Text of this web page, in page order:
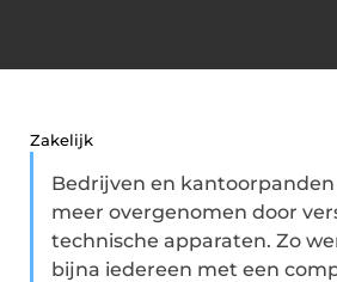
Zakelijk
Bedrijven en
meer overgenomen door
technische apparaten. Zo
bijna iedereen met een